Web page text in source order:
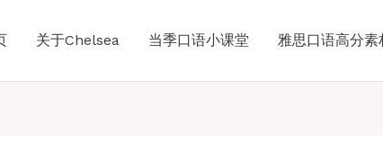
关于Chelsea 当季口语小课堂 雅思口语高分素